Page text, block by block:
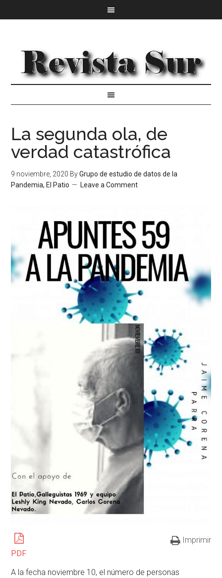
La segunda ola, de
verdad catastrófica
9 noviembre, 2020 ByGrupo de estudio de datos de la
Pandemia, El Patio
Leave a Comment
PDF
Imprimir
A la fecha noviembre 10, el número de personas